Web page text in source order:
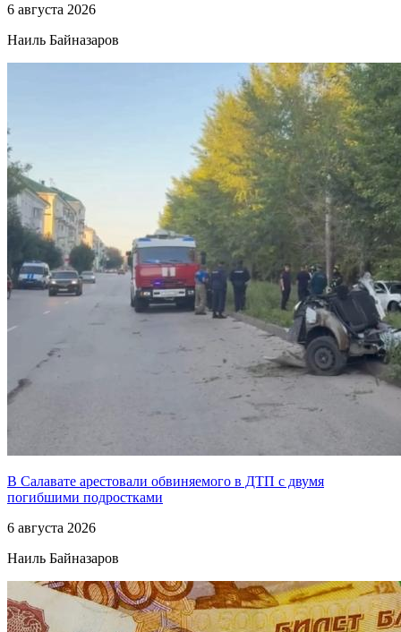
6 августа 2026
Наиль Байназаров
В Салавате арестовали обвиняемого в ДТП с двумя
погибшими подростками
6 августа 2026
Наиль Байназаров